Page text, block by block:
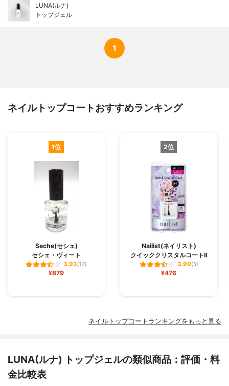
LUNA(ルナ)
トップジェル
1
ネイルトップコートおすすめランキング
1位
Seche(セシェ)
セシェ・ヴィート
3.93(17)
¥879
2位
Nailist(ネイリスト)
クイッククリスタルコートII
3.90(5)
¥476
ネイルトップコートランキングをもっと見る
LUNA(ルナ) トップジェルの類似商品：評価・料
金比較表